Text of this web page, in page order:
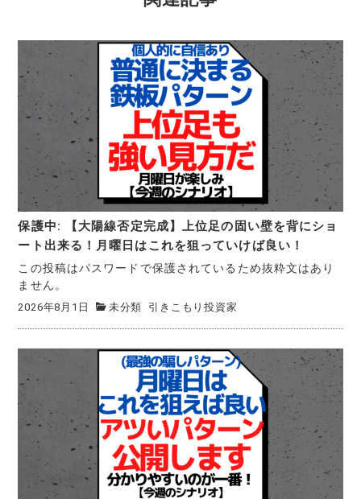
保護中: 【大陽線否定完成】上位足の固い壁を背にショ
ート出来る！月曜日はこれを狙っていけば良い！
この投稿はパスワードで保護されているため抜粋文はあり
ません。
2026年8月1日 未分類 引きこもり投資家